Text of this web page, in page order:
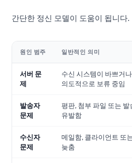
간단한 정신 모델이 도움이 됩니다.
원인 범주 일반적인 의미
서버 문
제
수신 시스템이 바쁘거
의도적으로 보류 중임
발송자
문제
평판, 첨부 파일 또는
유발함
수신자
문제
메일함, 클라이언트 또
늦춤